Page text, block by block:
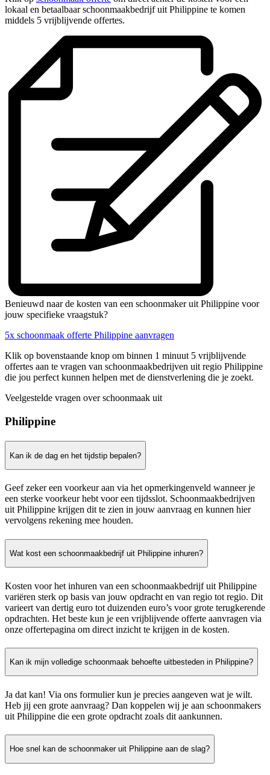
lokaal en betaalbaar schoonmaakbedrijf uit Philippine te komen
middels 5 vrijblijvende offertes.
Benieuwd naar de kosten van een schoonmaker uit Philippine voor
jouw specifieke vraagstuk?
5x schoonmaak offerte Philippine aanvragen
Klik op bovenstaande knop om binnen 1 minuut 5 vrijblijvende
offertes aan te vragen van schoonmaakbedrijven uit regio Philippine
die jou perfect kunnen helpen met de dienstverlening die je zoekt.
Veelgestelde vragen over schoonmaak uit
Philippine
Kan ik de dag en het tijdstip bepalen?
Geef zeker een voorkeur aan via het opmerkingenveld wanneer je
een sterke voorkeur hebt voor een tijdsslot. Schoonmaakbedrijven
uit Philippine krijgen dit te zien in jouw aanvraag en kunnen hier
vervolgens rekening mee houden.
Wat kost een schoonmaakbedrijf uit Philippine inhuren?
Kosten voor het inhuren van een schoonmaakbedrijf uit Philippine
variëren sterk op basis van jouw opdracht en van regio tot regio. Dit
varieert van dertig euro tot duizenden euro’s voor grote terugkerende
opdrachten. Het beste kun je een vrijblijvende offerte aanvragen via
onze offertepagina om direct inzicht te krijgen in de kosten.
Kan ik mijn volledige schoonmaak behoefte uitbesteden in Philippine?
Ja dat kan! Via ons formulier kun je precies aangeven wat je wilt.
Heb jij een grote aanvraag? Dan koppelen wij je aan schoonmakers
uit Philippine die een grote opdracht zoals dit aankunnen.
Hoe snel kan de schoonmaker uit Philippine aan de slag?